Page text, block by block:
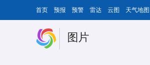
首页 预报 预警 雷达 云图 天气地图
图片